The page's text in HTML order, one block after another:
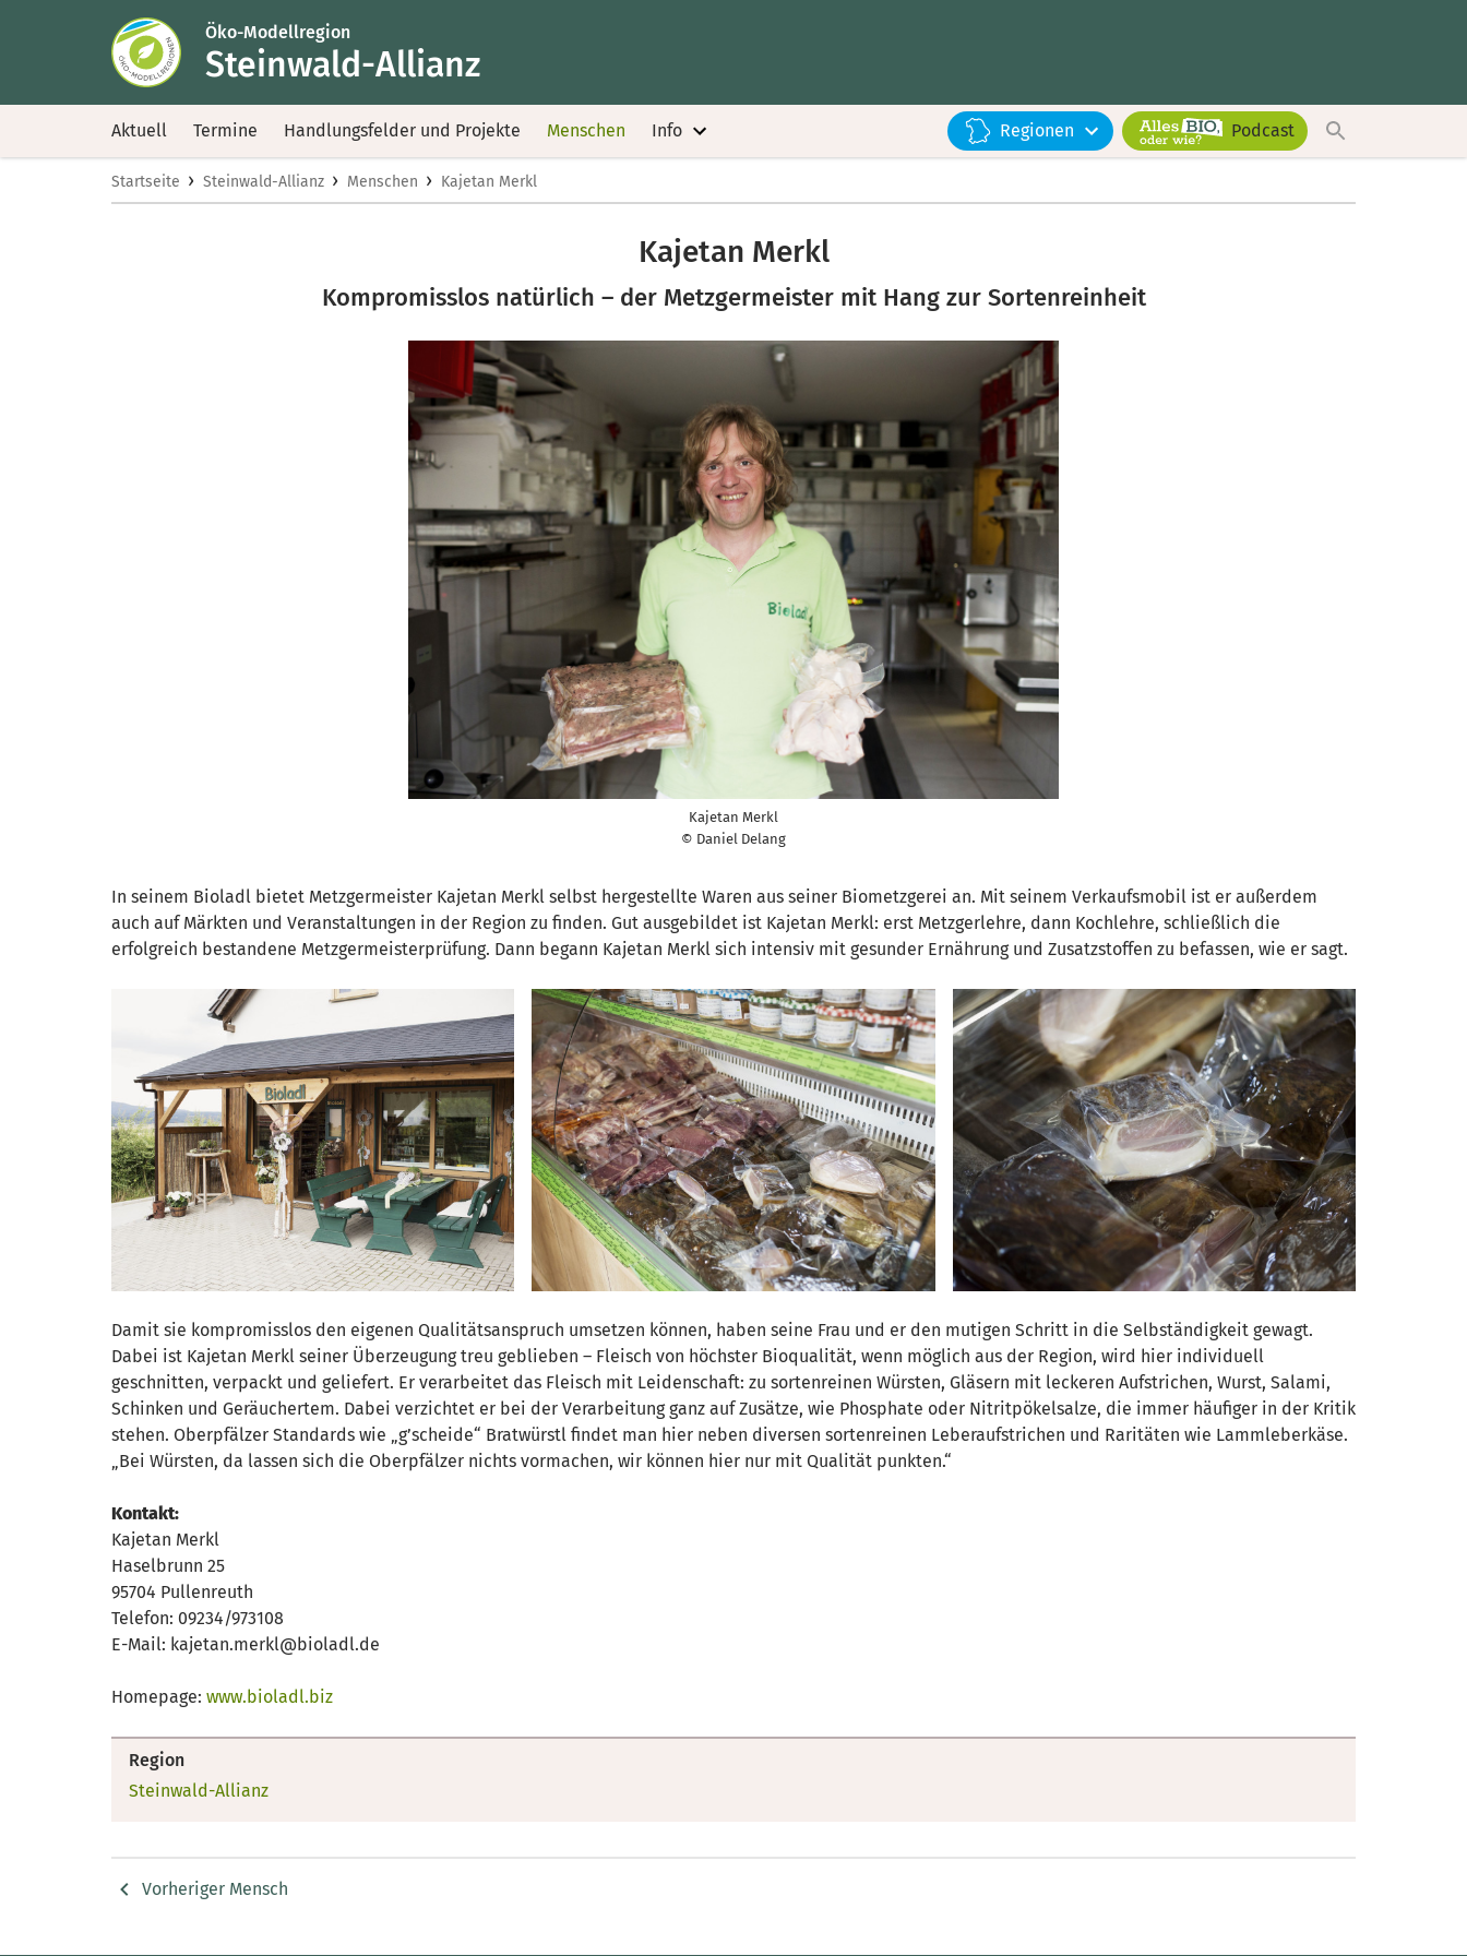
Öko-Modellregion
Steinwald-Allianz
Aktuell Termine Handlungsfelder und Projekte Menschen Info Regionen Podcast
Startseite › Steinwald-Allianz › Menschen › Kajetan Merkl
Kajetan Merkl
Kompromisslos natürlich – der Metzgermeister mit Hang zur Sortenreinheit
Kajetan Merkl
© Daniel Delang
In seinem Bioladl bietet Metzgermeister Kajetan Merkl selbst hergestellte Waren aus seiner Biometzgerei an. Mit seinem Verkaufsmobil ist er außerdem
auch auf Märkten und Veranstaltungen in der Region zu finden. Gut ausgebildet ist Kajetan Merkl: erst Metzgerlehre, dann Kochlehre, schließlich die
erfolgreich bestandene Metzgermeisterprüfung. Dann begann Kajetan Merkl sich intensiv mit gesunder Ernährung und Zusatzstoffen zu befassen, wie er sagt.
Damit sie kompromisslos den eigenen Qualitätsanspruch umsetzen können, haben seine Frau und er den mutigen Schritt in die Selbständigkeit gewagt.
Dabei ist Kajetan Merkl seiner Überzeugung treu geblieben – Fleisch von höchster Bioqualität, wenn möglich aus der Region, wird hier individuell
geschnitten, verpackt und geliefert. Er verarbeitet das Fleisch mit Leidenschaft: zu sortenreinen Würsten, Gläsern mit leckeren Aufstrichen, Wurst, Salami,
Schinken und Geräuchertem. Dabei verzichtet er bei der Verarbeitung ganz auf Zusätze, wie Phosphate oder Nitritpökelsalze, die immer häufiger in der Kritik
stehen. Oberpfälzer Standards wie „g’scheide“ Bratwürstl findet man hier neben diversen sortenreinen Leberaufstrichen und Raritäten wie Lammleberkäse.
„Bei Würsten, da lassen sich die Oberpfälzer nichts vormachen, wir können hier nur mit Qualität punkten.“
Kontakt:
Kajetan Merkl
Haselbrunn 25
95704 Pullenreuth
Telefon: 09234/973108
E-Mail: kajetan.merkl@bioladl.de
Homepage: www.bioladl.biz
Region
Steinwald-Allianz
Vorheriger Mensch